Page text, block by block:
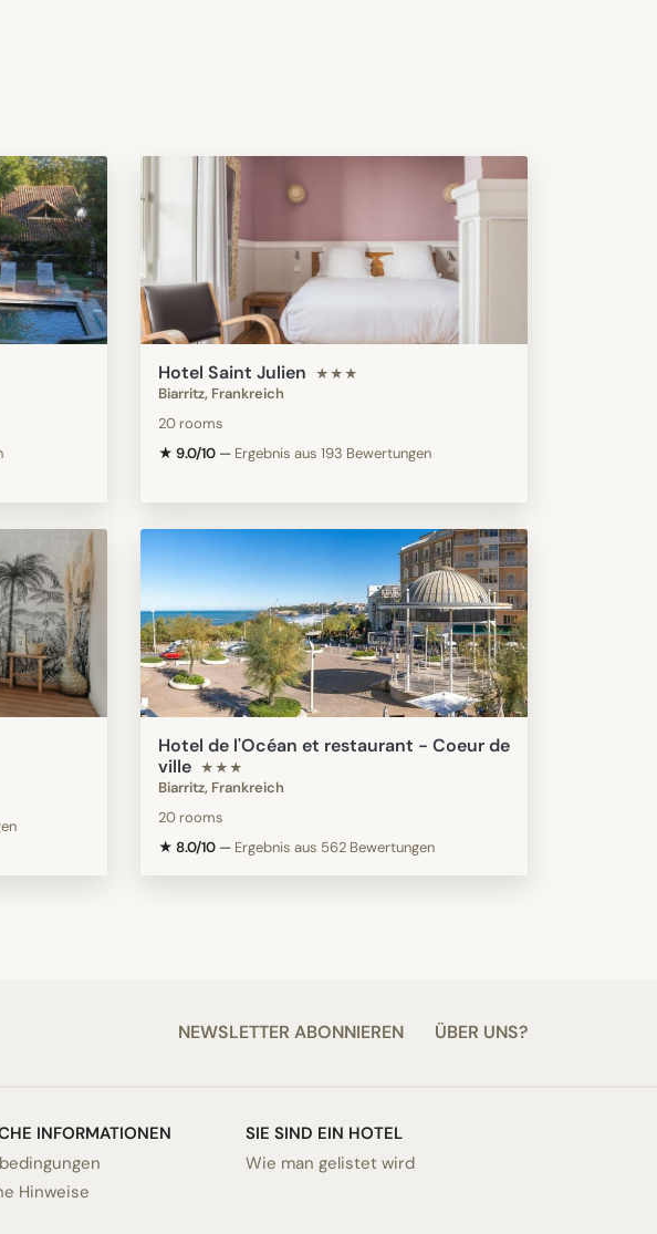
Hotel Saint Julien ★★★
Biarritz, Frankreich
20 rooms
★ 9.0/10— Ergebnis aus 193 Bewertungen
Hotel de l'Océan et restaurant - Coeur de
ville ★★★
Biarritz, Frankreich
20 rooms
★ 8.0/10— Ergebnis aus 562 Bewertungen
NEWSLETTER ABONNIEREN ÜBER UNS?
INFORMATIONEN
Hinweise
SIE SIND EIN HOTEL
Wie man gelistet wird